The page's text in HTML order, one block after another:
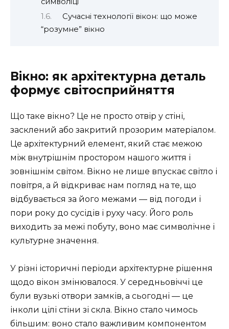
Сучасні технології вікон: що може
“розумне” вікно
Вікно: як архітектурна деталь
формує світосприйняття
Що таке вікно? Це не просто отвір у стіні,
засклений або закритий прозорим матеріалом.
Це архітектурний елемент, який стає межою
між внутрішнім простором нашого життя і
зовнішнім світом. Вікно не лише впускає світло і
повітря, а й відкриває нам погляд на те, що
відбувається за його межами — від погоди і
пори року до сусідів і руху часу. Його роль
виходить за межі побуту, воно має символічне і
культурне значення.
У різні історичні періоди архітектурне рішення
щодо вікон змінювалося. У середньовіччі це
були вузькі отвори замків, а сьогодні — це
інколи цілі стіни зі скла. Вікно стало чимось
більшим: воно стало важливим компонентом